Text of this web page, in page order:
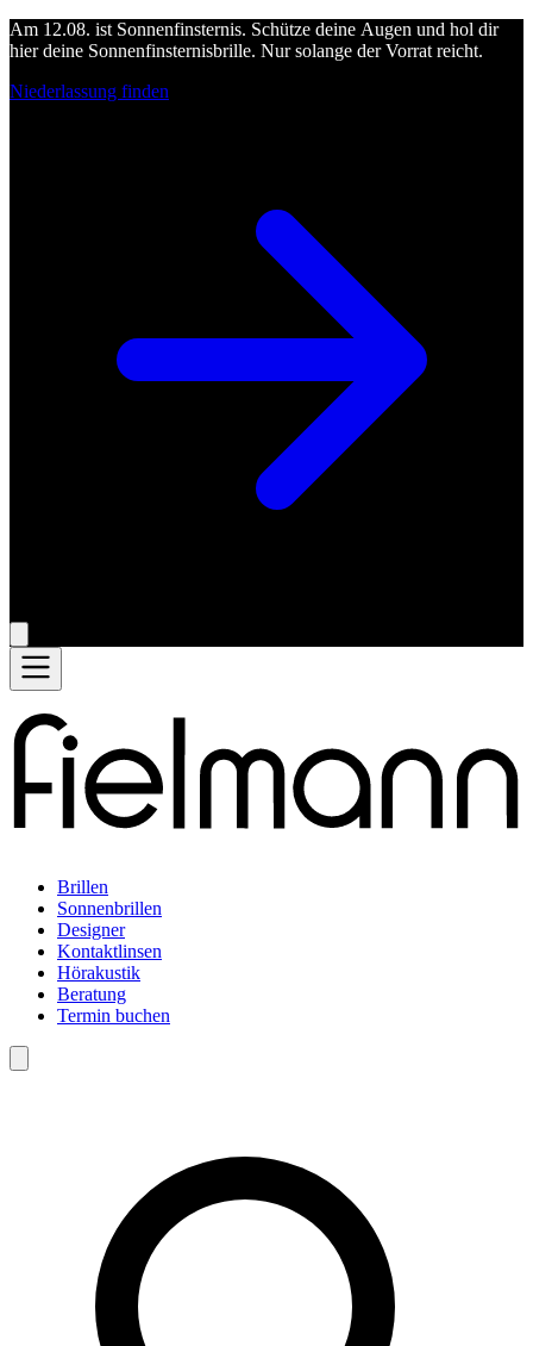
Am 12.08. ist Sonnenfinsternis. Schütze deine Augen und hol dir
hier deine Sonnenfinsternisbrille. Nur solange der Vorrat reicht.
Niederlassung finden
Brillen
Sonnenbrillen
Designer
Kontaktlinsen
Hörakustik
Beratung
Termin buchen